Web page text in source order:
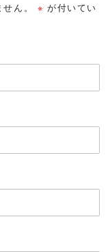
ん。 ※ が付いてい